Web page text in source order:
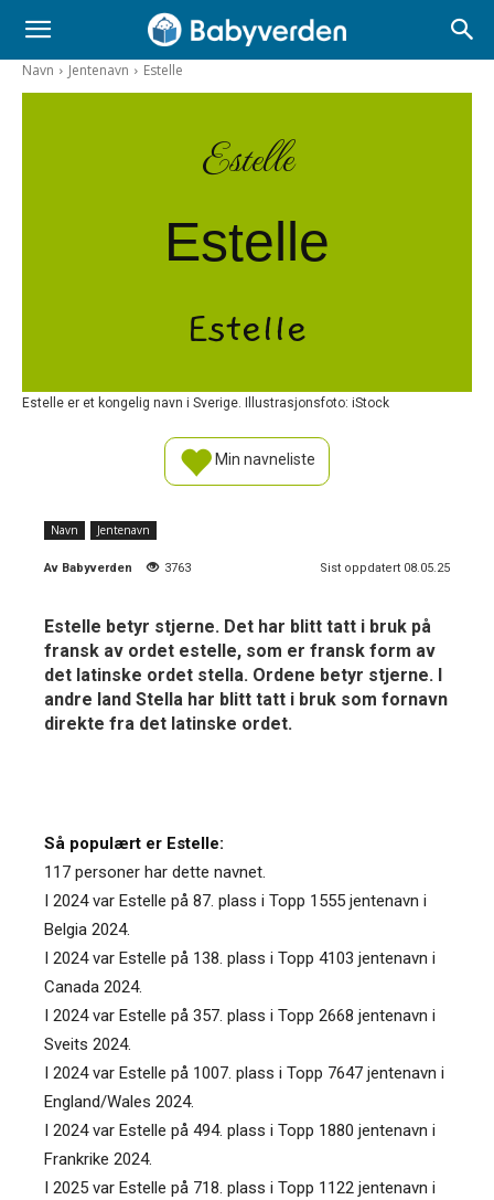
Navn Jentenavn Estelle
Estelle
Estelle
Estelle
Estelle er et kongelig navn i Sverige. Illustrasjonsfoto: iStock
Min navneliste
Navn Jentenavn
Av Babyverden 3763 Sist oppdatert 08.05.25
Estelle betyr stjerne. Det har blitt tatt i bruk på
fransk av ordet estelle, som er fransk form av
det latinske ordet stella. Ordene betyr stjerne. I
andre land Stella har blitt tatt i bruk som fornavn
direkte fra det latinske ordet.
Så populært er Estelle:
117 personer har dette navnet.
I 2024 var Estelle på 87. plass i Topp 1555 jentenavn i
Belgia 2024.
I 2024 var Estelle på 138. plass i Topp 4103 jentenavn i
Canada 2024.
I 2024 var Estelle på 357. plass i Topp 2668 jentenavn i
Sveits 2024.
I 2024 var Estelle på 1007. plass i Topp 7647 jentenavn i
England/Wales 2024.
I 2024 var Estelle på 494. plass i Topp 1880 jentenavn i
Frankrike 2024.
I 2025 var Estelle på 718. plass i Topp 1122 jentenavn i